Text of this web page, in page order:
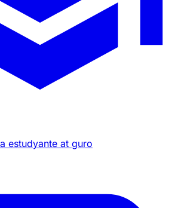
estudyante at guro